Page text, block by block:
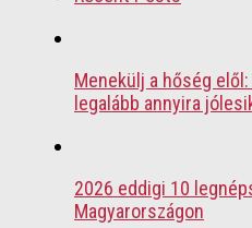
Menekülj a hőség
legalább annyira
2026 eddigi 10
Magyarországon